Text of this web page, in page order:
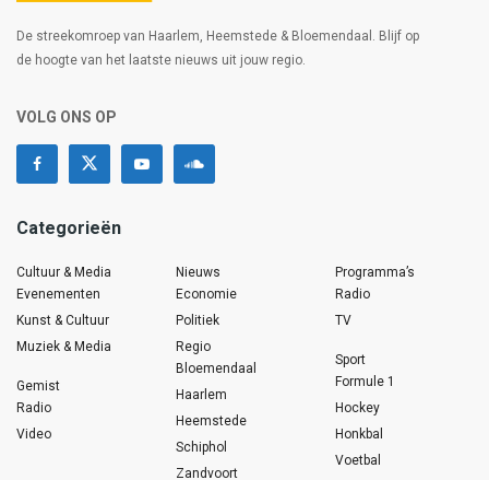
De streekomroep van Haarlem, Heemstede & Bloemendaal. Blijf op
de hoogte van het laatste nieuws uit jouw regio.
VOLG ONS OP
Categorieën
Cultuur & Media
Evenementen
Kunst & Cultuur
Muziek & Media
Gemist
Radio
Video
Nieuws
Economie
Politiek
Regio
Bloemendaal
Haarlem
Heemstede
Schiphol
Zandvoort
Programma’s
Radio
TV
Sport
Formule 1
Hockey
Honkbal
Voetbal